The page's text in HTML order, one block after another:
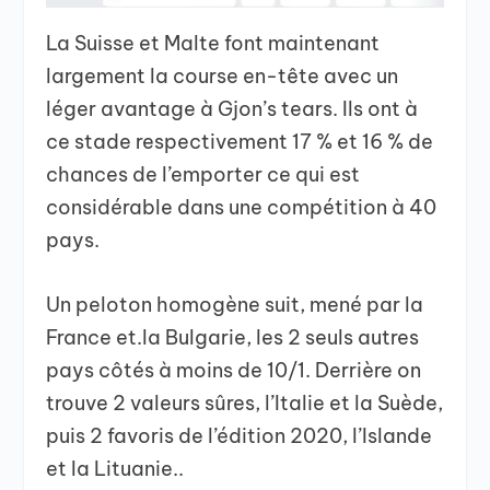
La Suisse et Malte font maintenant
largement la course en-tête avec un
léger avantage à Gjon’s tears. Ils ont à
ce stade respectivement 17 % et 16 % de
chances de l’emporter ce qui est
considérable dans une compétition à 40
pays.
Un peloton homogène suit, mené par la
France et.la Bulgarie, les 2 seuls autres
pays côtés à moins de 10/1. Derrière on
trouve 2 valeurs sûres, l’Italie et la Suède,
puis 2 favoris de l’édition 2020, l’Islande
et la Lituanie..